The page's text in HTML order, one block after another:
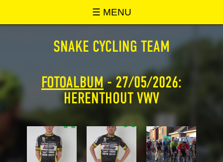
☰ MENU
SNAKE ONLINE
SNAKE CYCLING TEAM
FOTOALBUM- 27/05/2026:
HERENTHOUT VWV